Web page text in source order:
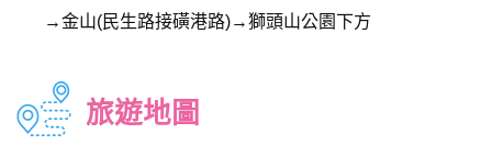
→金山(民生路接磺港路)→獅頭山公園下方
旅遊地圖